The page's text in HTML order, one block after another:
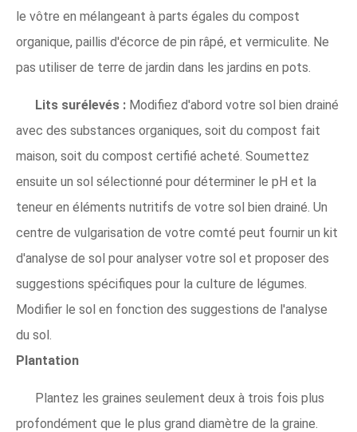
le vôtre en mélangeant à parts égales du compost
organique, paillis d'écorce de pin râpé, et vermiculite. Ne
pas utiliser de terre de jardin dans les jardins en pots.
Lits surélevés : Modifiez d'abord votre sol bien drainé
avec des substances organiques, soit du compost fait
maison, soit du compost certifié acheté. Soumettez
ensuite un sol sélectionné pour déterminer le pH et la
teneur en éléments nutritifs de votre sol bien drainé. Un
centre de vulgarisation de votre comté peut fournir un kit
d'analyse de sol pour analyser votre sol et proposer des
suggestions spécifiques pour la culture de légumes.
Modifier le sol en fonction des suggestions de l'analyse
du sol.
Plantation
Plantez les graines seulement deux à trois fois plus
profondément que le plus grand diamètre de la graine.